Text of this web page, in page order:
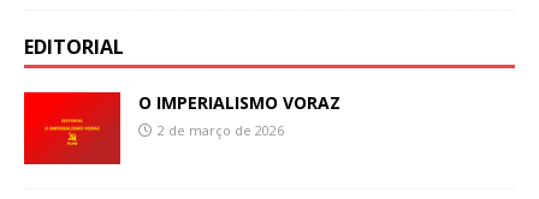
EDITORIAL
O IMPERIALISMO VORAZ
2 de março de 2026